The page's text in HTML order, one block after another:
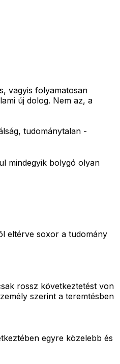
vagyis folyamatosan
új dolog. Nem az, a
tudománytalan -
mindegyik bolygó olyan
eltérve soxor a tudomány
rossz következtetést von
szerint a teremtésben
egyre közelebb és